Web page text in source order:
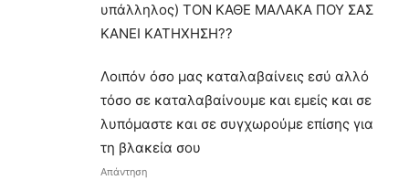
υπάλληλος) ΤΟΝ ΚΑΘΕ ΜΑΛΑΚΑ ΠΟΥ ΣΑΣ
ΚΑΝΕΙ ΚΑΤΗΧΗΣΗ??
Λοιπόν όσο μας καταλαβαίνεις εσύ αλλό
τόσο σε καταλαβαίνουμε και εμείς και σε
λυπόμαστε και σε συγχωρούμε επίσης για
τη βλακεία σου
Απάντηση